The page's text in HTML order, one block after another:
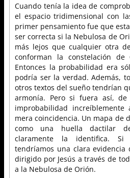
Cuando tenía la idea de
el espacio tridimensional con
primer pensamiento fue que
ser correcta si la Nebulosa de
más lejos que cualquier otra
conforman la constelación
Entonces la probabilidad era
podría ser la verdad. Además,
otros textos del sueño tendrían
armonía. Pero si fuera así, de
improbabilidad
mera coincidencia. Un mapa de
como una huella dactilar
claramente la identifica. Si
tendríamos una clara
dirigido por Jesús a través de
a la Nebulosa de Orión.